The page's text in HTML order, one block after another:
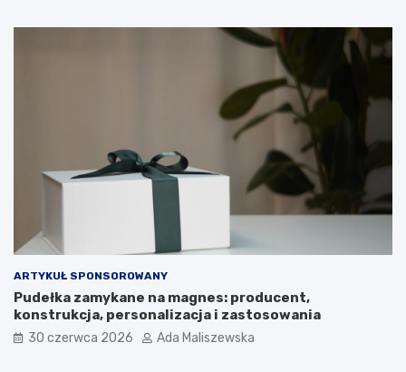
ARTYKUŁ SPONSOROWANY
Pudełka zamykane na magnes: producent,
konstrukcja, personalizacja i zastosowania
30 czerwca 2026 Ada Maliszewska